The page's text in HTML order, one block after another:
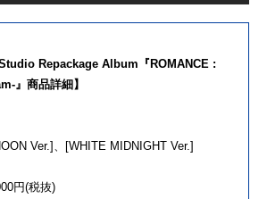
Repackage Album『ROMANCE :
』商品詳細】
Ver.]、[WHITE MIDNIGHT Ver.]
円(税抜)